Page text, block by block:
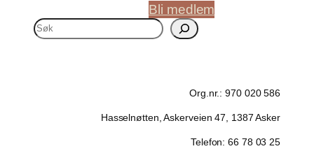
Bli medlem
S
ø
Org.nr.: 970 020 586
Hasselnøtten, Askerveien 47, 1387 Asker
Telefon: 66 78 03 25